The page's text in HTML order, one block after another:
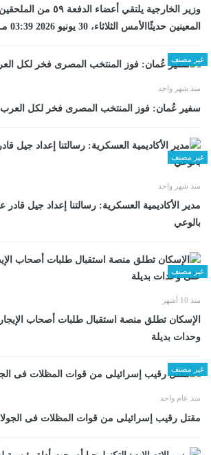
وزير الخارجية يلتقي أعضاء
المعينين حديثًاالأمس الثلاثاء، 30 يونيو 2026 03:39 مـ
غير مصنف
منذ شهر واحد
سفير عُمان: فوز المنتخب المصرى فخر لكل
غير مصنف
منذ شهر واحد
مدير الأكاديمية العسكرية: رسالتنا إعداد جيل
بالوعي
غير مصنف
منذ 10 أشهر
الإسكان تطلق منصة استقبال طلبات أصحاب
وحدات بديلة
غير مصنف
منذ عام واحد
مقتل رقيب إسرائيلى من قوات المظلات فى